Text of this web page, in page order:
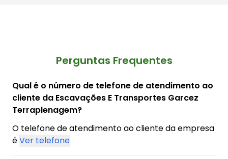
Perguntas Frequentes
Qual é o número de telefone de atendimento ao
cliente da Escavações E Transportes Garcez
Terraplenagem?
O telefone de atendimento ao cliente da empresa
éVer telefone